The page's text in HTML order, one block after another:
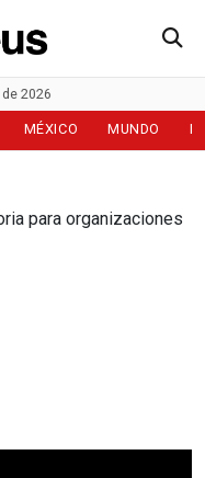
2026
MÉXICO MUNDO